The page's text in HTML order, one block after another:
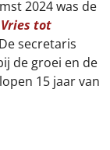
2024 was de
tot
De secretaris
de groei en de
15 jaar van